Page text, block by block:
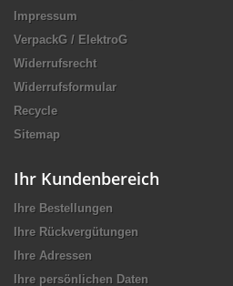
Impressum
VerpackG / ElektroG
Widerrufsrecht
Widerrufsformular
Recycle
Sitemap
Ihr Kundenbereich
Ihre Bestellungen
Ihre Rückvergütungen
Ihre Adressen
Ihre persönlichen Daten